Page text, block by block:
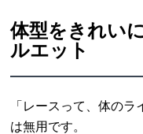
体型をきれい
ルエット
「レースって、体の
は無用です。